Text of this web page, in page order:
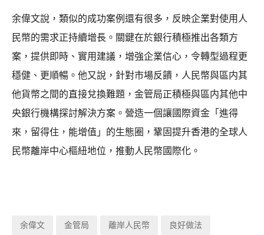
余偉文說，類似的成功案例還有很多，反映企業對使用人
民幣的需求正持續增長。關鍵在於銀行積極推出各類方
案，提供即時、實用建議，增強企業信心，令轉型過程更
穩健、更順暢。他又說，針對市場反饋，人民幣與區内其
他貨幣之間的直接兌換難題，金管局正積極與區内其他中
央銀行機構探討解決方案。營造一個讓國際資金「進得
來，留得住，能增值」的生態圈，鞏固提升香港的全球人
民幣離岸中心樞紐地位，推動人民幣國際化。
余偉文 金管局 離岸人民幣 良好做法